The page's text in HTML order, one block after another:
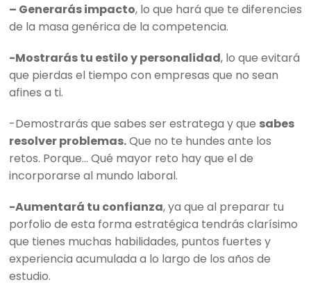
– Generarás impacto, lo que hará que te diferencies
de la masa genérica de la competencia.
-Mostrarás tu estilo y personalidad, lo que evitará
que pierdas el tiempo con empresas que no sean
afines a ti.
-Demostrarás que sabes ser estratega y que sabes
resolver problemas.Que no te hundes ante los
retos. Porque… Qué mayor reto hay que el de
incorporarse al mundo laboral.
-Aumentará tu confianza, ya que al preparar tu
porfolio de esta forma estratégica tendrás clarísimo
que tienes muchas habilidades, puntos fuertes y
experiencia acumulada a lo largo de los años de
estudio.